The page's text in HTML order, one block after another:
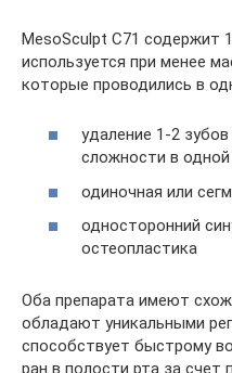
MesoSculpt C71 содержит
используется при менее
которые проводились в
удаление 1-2
сложности в одной
одиночная или
односторонний
остеопластика
Оба препарата имеют
обладают уникальными
способствует быстрому
ран в полости рта за счет